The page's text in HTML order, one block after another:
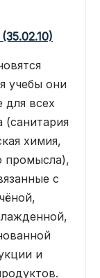
учебы они
всех
(санитария
химия,
промысла),
с
и